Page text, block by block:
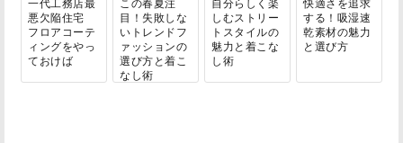
悪欠陥住宅
フロアコーテ
ィングをやっ
ておけば
目！失敗しな
いトレンドフ
ァッションの
選び方と着こ
なし術
しむストリー
トスタイルの
魅力と着こな
し術
する！吸湿速
乾素材の魅力
と選び方